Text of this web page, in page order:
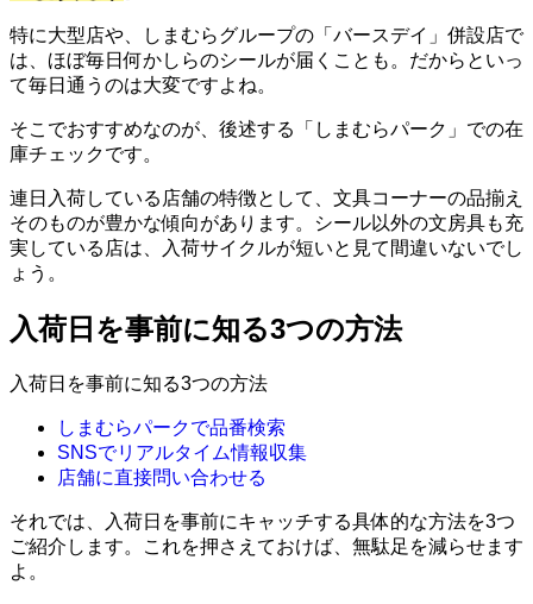
特に大型店や、しまむらグループの「バースデイ」併設店で
は、ほぼ毎日何かしらのシールが届くことも。だからといっ
て毎日通うのは大変ですよね。
そこでおすすめなのが、後述する「しまむらパーク」での在
庫チェックです。
連日入荷している店舗の特徴として、文具コーナーの品揃え
そのものが豊かな傾向があります。シール以外の文房具も充
実している店は、入荷サイクルが短いと見て間違いないでし
ょう。
入荷日を事前に知る3つの方法
入荷日を事前に知る3つの方法
しまむらパークで品番検索
SNSでリアルタイム情報収集
店舗に直接問い合わせる
それでは、入荷日を事前にキャッチする具体的な方法を3つ
ご紹介します。これを押さえておけば、無駄足を減らせます
よ。